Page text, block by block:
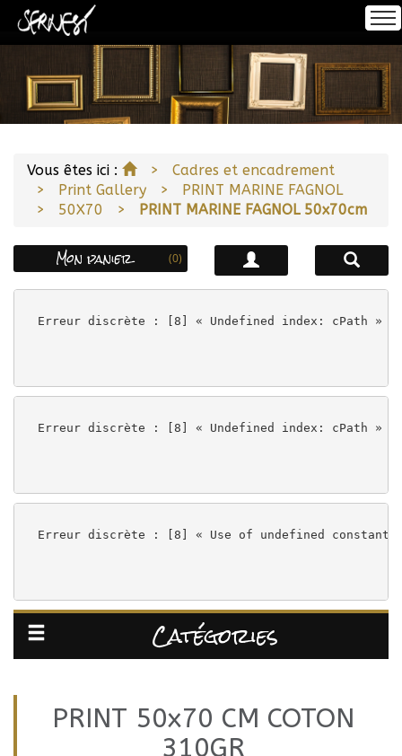
Accueil
Encadrement
Impression
Contact
sur
instagram
sur
Facebook
Se connecter
S'inscrire
Vous êtes ici : AccueilCadres et encadrement
Print Gallery
PRINT MARINE FAGNOL
50X70
PRINT MARINE FAGNOL 50x70cm
Mon panier (0)
Erreur discrète : [8] « Undefined index: cPath »
Erreur discrète : [8] « Undefined index: cPath »
Erreur discrète : [8] « Use of undefined constant
Catégories
PRINT 50x70 CM COTON
310GR